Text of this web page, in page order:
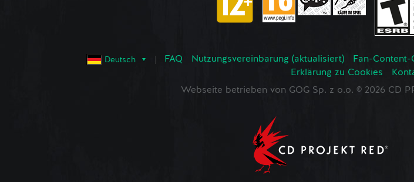
Deutsch FAQ Nutzungsvereinbarung (aktualisiert) Fan-Content-
Erklärung zu Cookies
Webseite betrieben von GOG Sp. z o.o. © 2026 CD